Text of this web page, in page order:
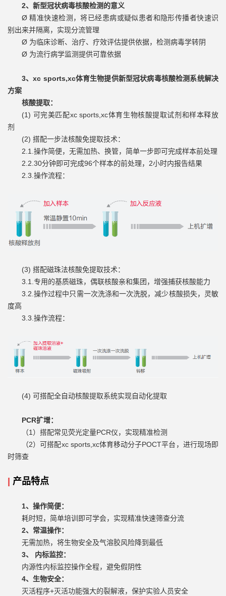
2、新型冠状病毒核酸检测的意义
Ø 精准快速检测，将已经患病或疑似患者和隐形传播者快速识
别出来并隔离，实现分流管理
Ø 为临床诊断、治疗、疗效评估提供依据，检测病毒学转阴
Ø 为流行病学监测提供可靠依据
3、xc sports,xc体育生物提供新型冠状病毒核酸检测系统解决
方案
核酸提取：
(1) 可完美匹配xc sports,xc体育生物核酸提取试剂和样本释放
剂
(2) 搭配一步法核酸免提取技术：
2.1.操作简便，无需加热、换管，简单一步即可完成样本前处理
2.2.30分钟即可完成96个样本的前处理，2小时内报告结果
2.3.操作流程：
(3) 搭配磁珠法核酸免提取技术：
3.1.专用的基质磁珠，偶联核酸亲和集团，增强捕获核酸能力
3.2.操作过程中只需一次洗涤和一次洗脱，减少核酸损失，灵敏
度高
3.3.操作流程：
(4) 可搭配全自动核酸提取系统实现自动化提取
PCR扩增：
（1）搭配常见荧光定量PCR仪，实现精准检测
（2）可搭配xc sports,xc体育移动分子POCT平台，进行现场即
时筛查
产品特点
1、操作简便：
耗时短，简单培训即可学会，实现精准快速筛查分流
2、常温操作：
无需加热，将生物安全及气溶胶风险降到最低
3、 内标监控：
内源性内标监控操作全程，避免假阴性
4、生物安全：
灭活程序+灭活功能强大的裂解液，保护实验人员安全